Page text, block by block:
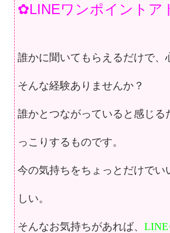
✿LINEワンポイントア
誰かに聞いてもらえるだけで、
そんな経験ありませんか？
誰かとつながっていると感じる
っこりするものです。
今の気持ちをちょっとだけでい
しい。
そんなお気持ちがあれば、LINE